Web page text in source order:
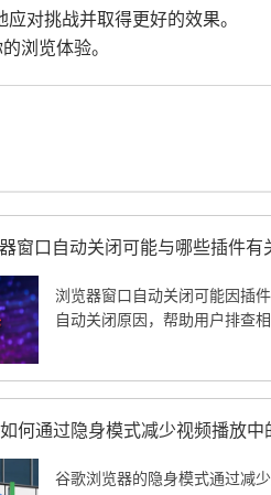
对挑战并取得更好的效果。
浏览体验。
窗口自动关闭可能与哪些插件有
浏览器窗口自动关闭可能因插
自动关闭原因，帮助用户排查相
何通过隐身模式减少视频播放中
谷歌浏览器的隐身模式通过减